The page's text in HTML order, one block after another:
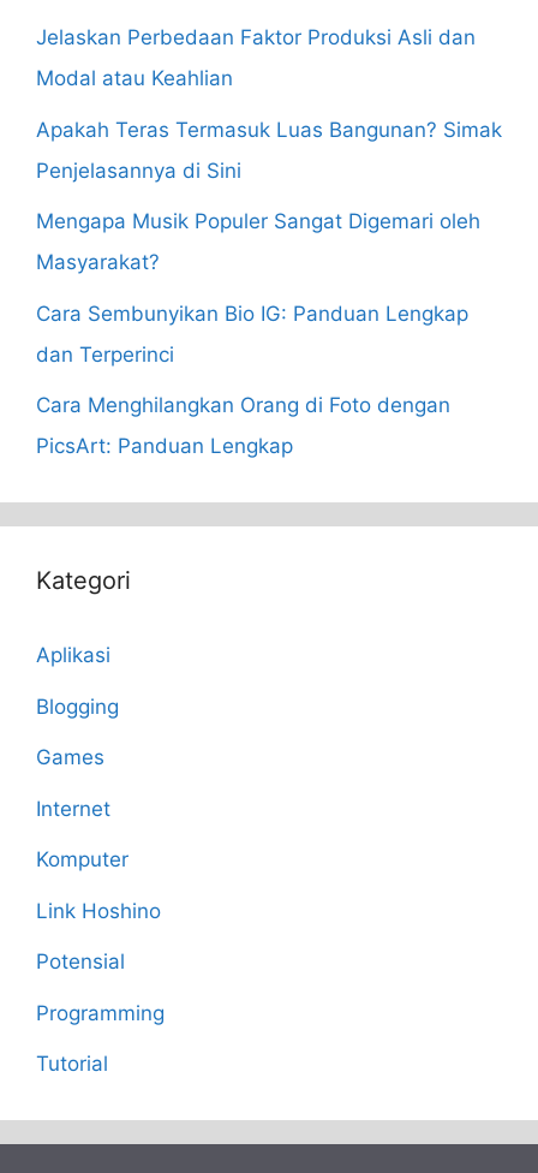
Jelaskan Perbedaan Faktor Produksi Asli dan
Modal atau Keahlian
Apakah Teras Termasuk Luas Bangunan? Simak
Penjelasannya di Sini
Mengapa Musik Populer Sangat Digemari oleh
Masyarakat?
Cara Sembunyikan Bio IG: Panduan Lengkap
dan Terperinci
Cara Menghilangkan Orang di Foto dengan
PicsArt: Panduan Lengkap
Kategori
Aplikasi
Blogging
Games
Internet
Komputer
Link Hoshino
Potensial
Programming
Tutorial